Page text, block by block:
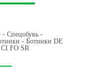
- Спецобувь -
- Ботинки DE
FO SR